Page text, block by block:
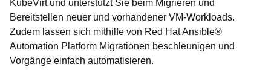
KubeVirt und unterstützt Sie beim Migrieren und
Bereitstellen neuer und vorhandener VM-Workloads.
Zudem lassen sich mithilfe von Red Hat Ansible®
Automation Platform Migrationen beschleunigen und
Vorgänge einfach automatisieren.